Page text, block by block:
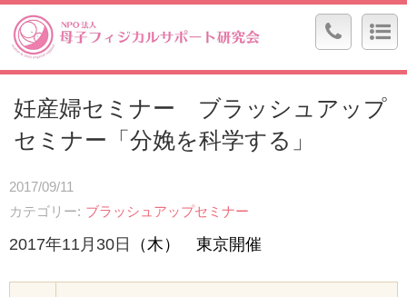
妊産婦セミナー ブラッシュアップ
セミナー「分娩を科学する」
2017/09/11
カテゴリー
ブラッシュアップセミナー
2017年11月30 日 （木） 東京開催